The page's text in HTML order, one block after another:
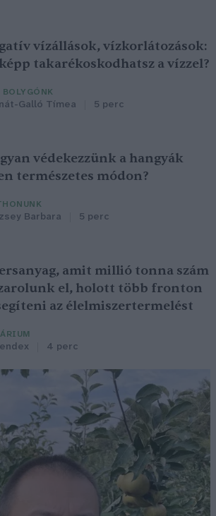
vízállások, vízkorlátozások:
takarékoskodhatsz a vízzel?
BOLYGÓNK
Galló Tímea 5 perc
védekezzünk a hangyák
természetes módon?
Barbara 5 perc
amit millió tonna szám
el, holott több fronton
az élelmiszertermelést
4 perc